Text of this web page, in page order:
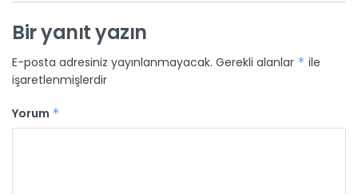
Bir yanıt yazın
E-posta adresiniz yayınlanmayacak. Gerekli alanlar * ile
işaretlenmişlerdir
Yorum *